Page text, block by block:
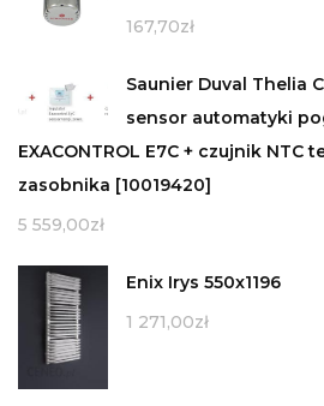
167,70zł
Saunier Duval Thelia
sensor automatyki
EXACONTROL E7C + czujnik NTC
zasobnika [10019420]
5 559,00zł
Enix Irys 550x1196
1 271,00zł